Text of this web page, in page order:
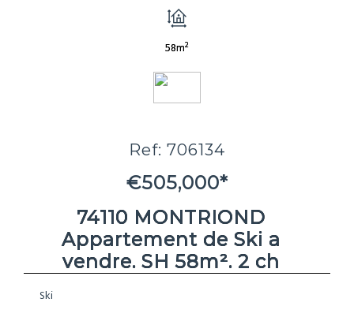
58m2
Ref: 706134
€505,000*
74110 MONTRIOND
Appartement de Ski a
vendre. SH 58m². 2 ch
Ski